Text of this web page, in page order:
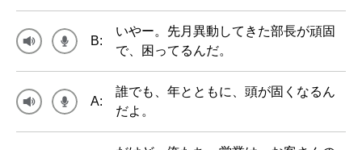
B:
いやー。先月異動してきた部長が頑固
で、困ってるんだ。
A:
誰でも、年とともに、頭が固くなるん
だよ。